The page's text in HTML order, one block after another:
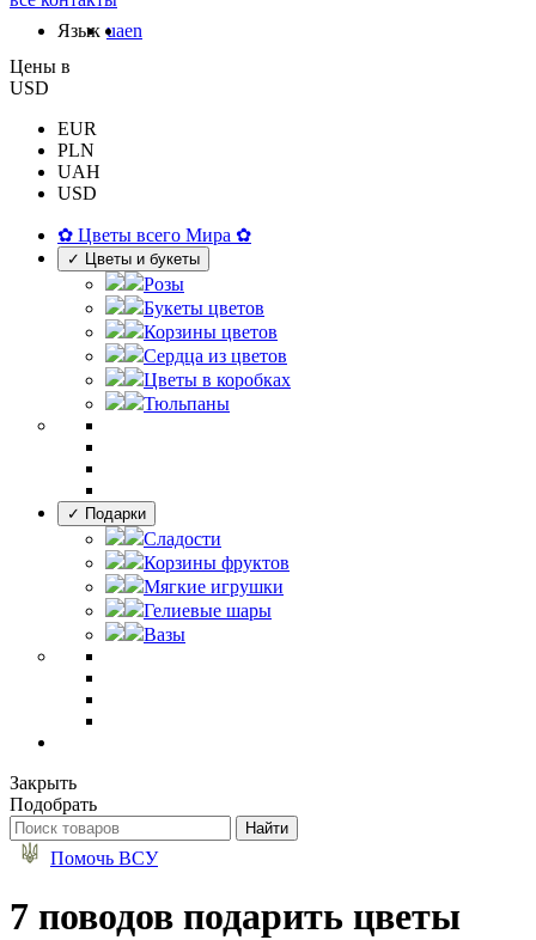
Язык uaen
Цены в
USD
EUR
PLN
UAH
USD
✿ Цветы всего Мира ✿
✓ Цветы и букеты
Розы
Букеты цветов
Корзины цветов
Сердца из цветов
Цветы в коробках
Тюльпаны
✓ Подарки
Сладости
Корзины фруктов
Мягкие игрушки
Гелиевые шары
Вазы
Закрыть
Подобрать
Помочь ВСУ
7 поводов подарить цветы